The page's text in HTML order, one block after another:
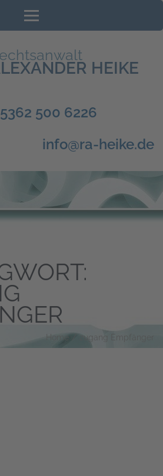
HEIKE
500 6226
info@ra-heike.de
Home zugang Empfänger